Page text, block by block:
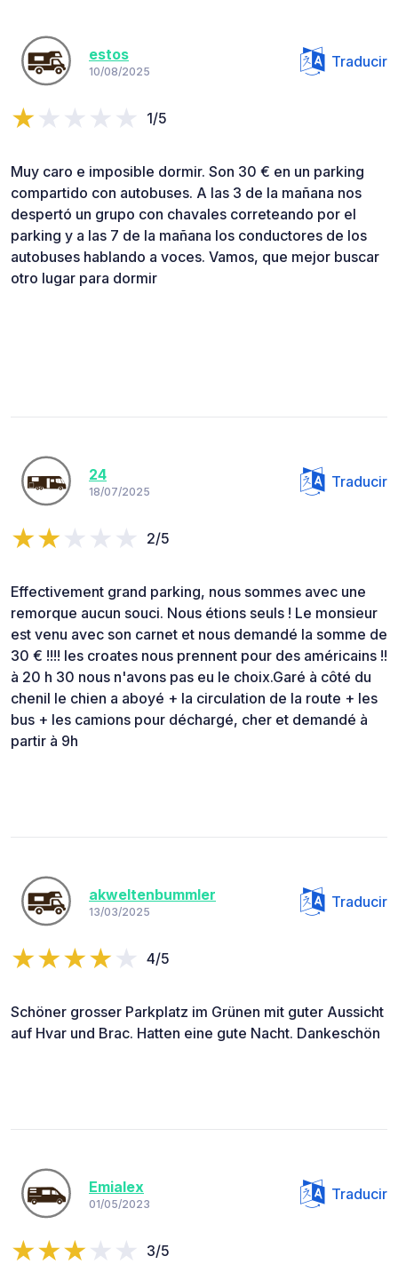
estos
10/08/2025
Traducir
1/5
Muy caro e imposible dormir. Son 30 € en un parking
compartido con autobuses. A las 3 de la mañana nos
despertó un grupo con chavales correteando por el
parking y a las 7 de la mañana los conductores de los
autobuses hablando a voces. Vamos, que mejor buscar
otro lugar para dormir
24
18/07/2025
Traducir
2/5
Effectivement grand parking, nous sommes avec une
remorque aucun souci. Nous étions seuls ! Le monsieur
est venu avec son carnet et nous demandé la somme de
30 € !!!! les croates nous prennent pour des américains !!
à 20 h 30 nous n'avons pas eu le choix.Garé à côté du
chenil le chien a aboyé + la circulation de la route + les
bus + les camions pour déchargé, cher et demandé à
partir à 9h
akweltenbummler
13/03/2025
Traducir
4/5
Schöner grosser Parkplatz im Grünen mit guter Aussicht
auf Hvar und Brac. Hatten eine gute Nacht. Dankeschön
Emialex
01/05/2023
Traducir
3/5